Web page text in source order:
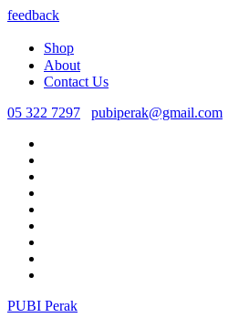
feedback
Shop
About
Contact Us
05 322 7297
pubiperak@gmail.com
PUBI Perak